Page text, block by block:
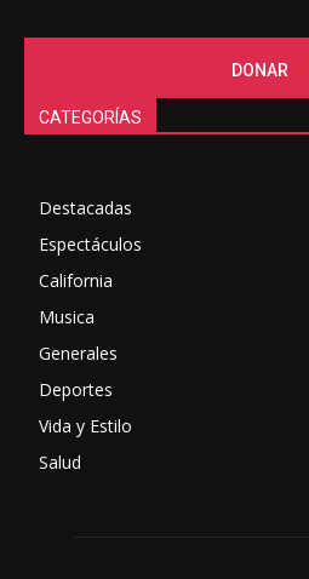
DONAR
CATEGORÍAS
Destacadas
Espectáculos
California
Musica
Generales
Deportes
Vida y Estilo
Salud